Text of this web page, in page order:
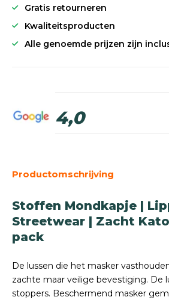
Gratis retourneren
Kwaliteitsproducten
Alle genoemde prijzen zijn
4,0
Productomschrijving
Stoffen Mondkapje |
Streetwear | Zacht
pack
De lussen die het masker
zachte maar veilige bevestiging. De
stoppers. Beschermend masker